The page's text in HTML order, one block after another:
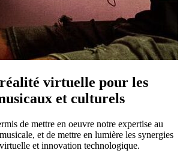
virtuelle pour les
et culturels
de mettre en oeuvre notre expertise au
et de mettre en lumière les synergies
et innovation technologique.